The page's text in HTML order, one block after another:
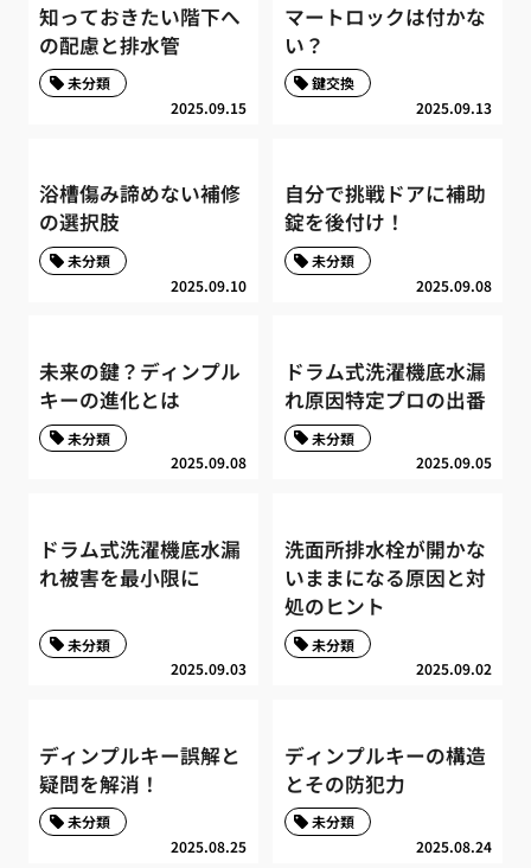
知っておきたい階下へ
の配慮と排水管
2025.09.15
未分類
マートロックは付かな
い？
2025.09.13
鍵交換
浴槽傷み諦めない補修
の選択肢
2025.09.10
未分類
自分で挑戦ドアに補助
錠を後付け！
2025.09.08
未分類
未来の鍵？ディンプル
キーの進化とは
2025.09.08
未分類
ドラム式洗濯機底水漏
れ原因特定プロの出番
2025.09.05
未分類
ドラム式洗濯機底水漏
れ被害を最小限に
2025.09.03
未分類
洗面所排水栓が開かな
いままになる原因と対
処のヒント
2025.09.02
未分類
ディンプルキー誤解と
疑問を解消！
2025.08.25
未分類
ディンプルキーの構造
とその防犯力
2025.08.24
未分類